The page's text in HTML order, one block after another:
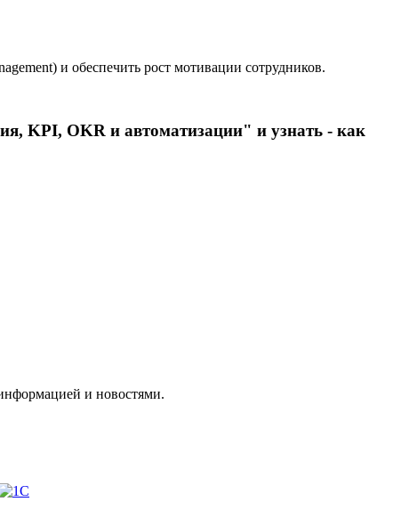
и обеспечить рост мотивации сотрудников.
KPI, OKR и автоматизации" и узнать - как
и новостями.